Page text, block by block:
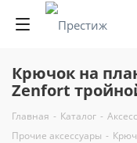
Крючок на
Zenfort
Главная - Каталог -
Прочие аксессуары -